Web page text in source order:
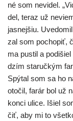
né som nevi­del.
del, teraz už
jas­nej­šiu.
zal som pocho­piť,
ma pus­til a
dzím sta­ruč­kým
Spýtal som sa ho
oto­čil, farár bol už
kon­ci uli­ce. Išiel
čiť, aby mi to